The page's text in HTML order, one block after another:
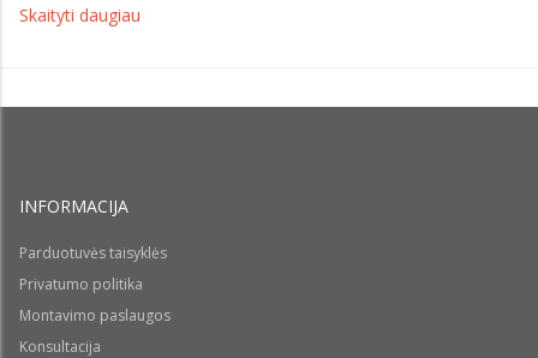
Skaityti daugiau
INFORMACIJA
Parduotuvės taisyklės
Privatumo politika
Montavimo paslaugos
Konsultacija